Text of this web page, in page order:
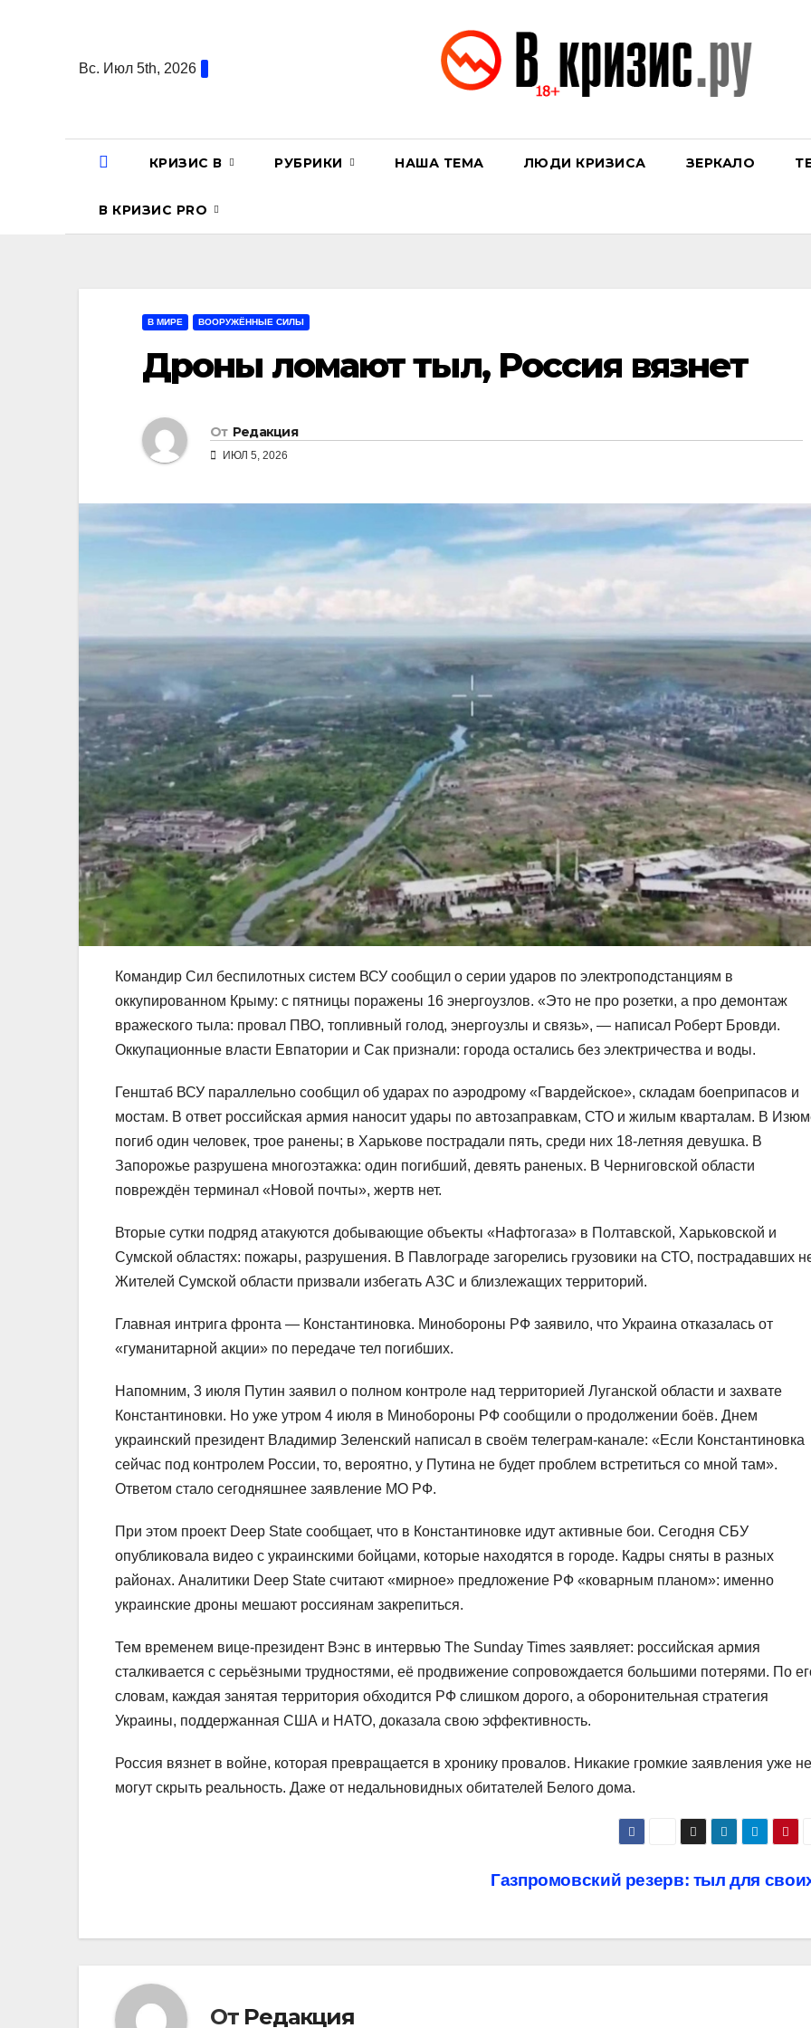
содержаниюВс. Июл 5th, 2026
КРИЗИС В РУБРИКИ НАША ТЕМА ЛЮДИ КРИЗИСА ЗЕРКАЛО
В КРИЗИС PRO
В МИРЕ ВООРУЖЁННЫЕ СИЛЫ
Дроны ломают тыл, Россия вязнет
От Редакция
ИЮЛ 5, 2026
Командир Сил беспилотных систем ВСУ сообщил о серии ударов по электроподстанциям в
оккупированном Крыму: с пятницы поражены 16 энергоузлов. «Это не про розетки, а про демонтаж
вражеского тыла: провал ПВО, топливный голод, энергоузлы и связь», — написал Роберт Бровди.
Оккупационные власти Евпатории и Сак признали: города остались без электричества и воды.
Генштаб ВСУ параллельно сообщил об ударах по аэродрому «Гвардейское», складам боеприпасов и
мостам. В ответ российская армия наносит удары по автозаправкам, СТО и жилым кварталам. В
погиб один человек, трое ранены; в Харькове пострадали пять, среди них 18‑летняя девушка. В
Запорожье разрушена многоэтажка: один погибший, девять раненых. В Черниговской области
повреждён терминал «Новой почты», жертв нет.
Вторые сутки подряд атакуются добывающие объекты «Нафтогаза» в Полтавской, Харьковской и
Сумской областях: пожары, разрушения. В Павлограде загорелись грузовики на СТО, пострадавших
Жителей Сумской области призвали избегать АЗС и близлежащих территорий.
Главная интрига фронта — Константиновка. Минобороны РФ заявило, что Украина отказалась от
«гуманитарной акции» по передаче тел погибших.
Напомним, 3 июля Путин заявил о полном контроле над территорией Луганской области и захвате
Константиновки. Но уже утром 4 июля в Минобороны РФ сообщили о продолжении боёв. Днем
украинский президент Владимир Зеленский написал в своём телеграм-канале: «Если Константиновка
сейчас под контролем России, то, вероятно, у Путина не будет проблем встретиться со мной там».
Ответом стало сегодняшнее заявление МО РФ.
При этом проект Deep State сообщает, что в Константиновке идут активные бои. Сегодня СБУ
опубликовала видео с украинскими бойцами, которые находятся в городе. Кадры сняты в разных
районах. Аналитики Deep State считают «мирное» предложение РФ «коварным планом»: именно
украинские дроны мешают россиянам закрепиться.
Тем временем вице‑президент Вэнс в интервью The Sunday Times заявляет: российская армия
сталкивается с серьёзными трудностями, её продвижение сопровождается большими потерями. По
словам, каждая занятая территория обходится РФ слишком дорого, а оборонительная стратегия
Украины, поддержанная США и НАТО, доказала свою эффективность.
Россия вязнет в войне, которая превращается в хронику провалов. Никакие громкие заявления уже не
могут скрыть реальность. Даже от недальновидных обитателей Белого дома.
Газпромовский резерв: тыл для
От Редакция